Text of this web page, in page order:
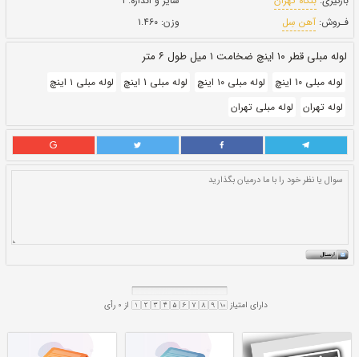
بروز رسانی:
قيمت: 302,000ريال
سایز و اندازه:۱